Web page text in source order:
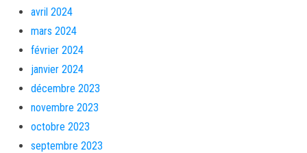
avril 2024
mars 2024
février 2024
janvier 2024
décembre 2023
novembre 2023
octobre 2023
septembre 2023